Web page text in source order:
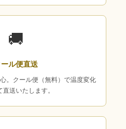
🚚
ル便直送
。クール便（無料）で温度変化
直送いたします。